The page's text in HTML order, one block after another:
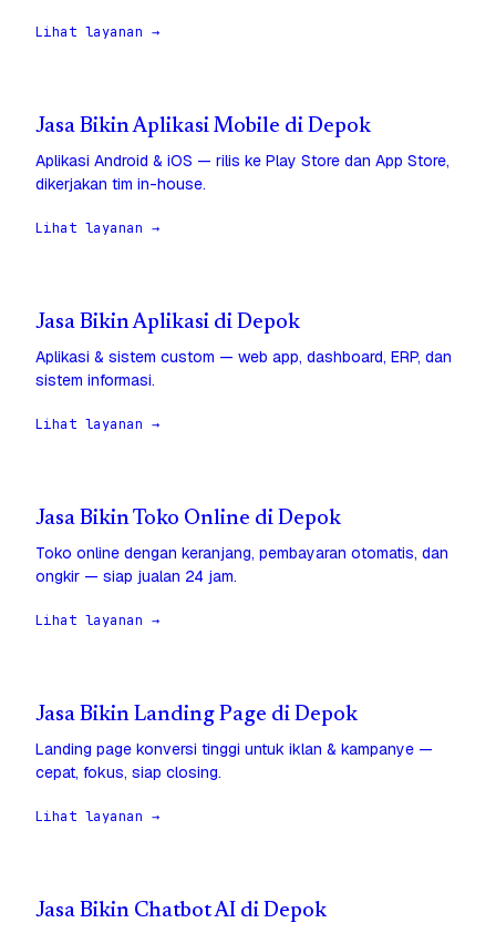
Lihat layanan →
Jasa Bikin Aplikasi Mobile di Depok
Aplikasi Android & iOS — rilis ke Play Store dan App Store,
dikerjakan tim in-house.
Lihat layanan →
Jasa Bikin Aplikasi di Depok
Aplikasi & sistem custom — web app, dashboard, ERP, dan
sistem informasi.
Lihat layanan →
Jasa Bikin Toko Online di Depok
Toko online dengan keranjang, pembayaran otomatis, dan
ongkir — siap jualan 24 jam.
Lihat layanan →
Jasa Bikin Landing Page di Depok
Landing page konversi tinggi untuk iklan & kampanye —
cepat, fokus, siap closing.
Lihat layanan →
Jasa Bikin Chatbot AI di Depok